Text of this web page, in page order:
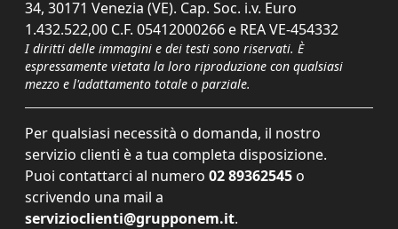
34, 30171 Venezia (VE). Cap. Soc. i.v. Euro
1.432.522,00 C.F. 05412000266 e REA VE-454332
I diritti delle immagini e dei testi sono riservati. È
espressamente vietata la loro riproduzione con qualsiasi
mezzo e l'adattamento totale o parziale.
Per qualsiasi necessità o domanda, il nostro
servizio clienti è a tua completa disposizione.
Puoi contattarci al numero 02 89362545 o
scrivendo una mail a
servizioclienti@grupponem.it.